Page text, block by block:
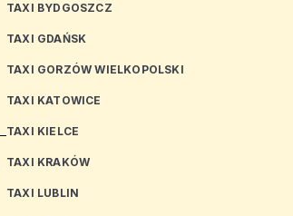
TAXI BYDGOSZCZ
TAXI GDAŃSK
TAXI GORZÓW WIELKOPOLSKI
TAXI KATOWICE
TAXI KIELCE
TAXI KRAKÓW
TAXI LUBLIN